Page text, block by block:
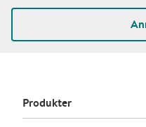
Produkter